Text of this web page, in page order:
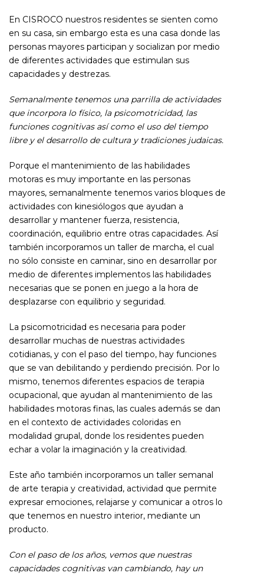
En CISROCO nuestros residentes se sienten como
en su casa, sin embargo esta es una casa donde las
personas mayores participan y socializan por medio
de diferentes actividades que estimulan sus
capacidades y destrezas.
Semanalmente tenemos una parrilla de actividades
que incorpora lo físico, la psicomotricidad, las
funciones cognitivas así como el uso del tiempo
libre y el desarrollo de cultura y tradiciones judaicas.
Porque el mantenimiento de las habilidades
motoras es muy importante en las personas
mayores, semanalmente tenemos varios bloques de
actividades con kinesiólogos que ayudan a
desarrollar y mantener fuerza, resistencia,
coordinación, equilibrio entre otras capacidades. Así
también incorporamos un taller de marcha, el cual
no sólo consiste en caminar, sino en desarrollar por
medio de diferentes implementos las habilidades
necesarias que se ponen en juego a la hora de
desplazarse con equilibrio y seguridad.
La psicomotricidad es necesaria para poder
desarrollar muchas de nuestras actividades
cotidianas, y con el paso del tiempo, hay funciones
que se van debilitando y perdiendo precisión. Por lo
mismo, tenemos diferentes espacios de terapia
ocupacional, que ayudan al mantenimiento de las
habilidades motoras finas, las cuales además se dan
en el contexto de actividades coloridas en
modalidad grupal, donde los residentes pueden
echar a volar la imaginación y la creatividad.
Este año también incorporamos un taller semanal
de arte terapia y creatividad, actividad que permite
expresar emociones, relajarse y comunicar a otros lo
que tenemos en nuestro interior, mediante un
producto.
Con el paso de los años, vemos que nuestras
capacidades cognitivas van cambiando, hay un